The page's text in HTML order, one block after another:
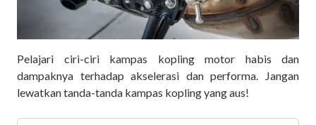
Pelajari ciri-ciri kampas kopling motor habis dan
dampaknya terhadap akselerasi dan performa. Jangan
lewatkan tanda-tanda kampas kopling yang aus!